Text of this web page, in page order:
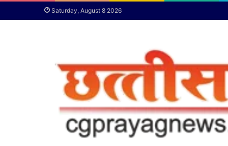
Saturday, August 8 2026